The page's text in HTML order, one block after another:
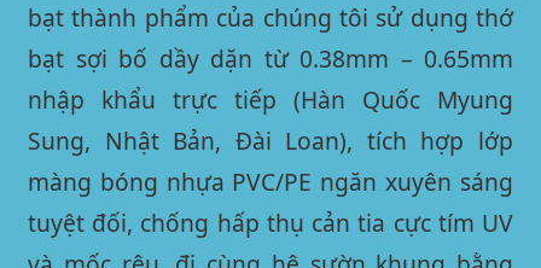
bạt thành phẩm của chúng tôi sử dụng thớ
bạt sợi bố dầy dặn từ 0.38mm – 0.65mm
nhập khẩu trực tiếp (Hàn Quốc Myung
Sung, Nhật Bản, Đài Loan), tích hợp lớp
màng bóng nhựa PVC/PE ngăn xuyên sáng
tuyệt đối, chống hấp thụ cản tia cực tím UV